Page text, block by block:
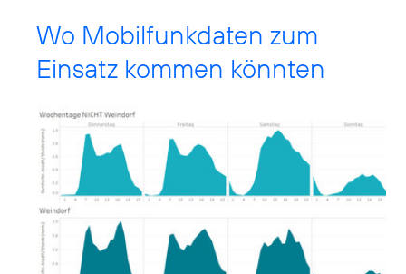
Wo Mobilfunkdaten zum
Einsatz kommen könnten